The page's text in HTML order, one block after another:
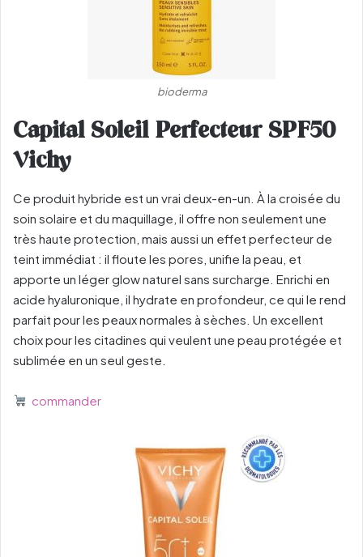
bioderma
Capital Soleil Perfecteur SPF50
Vichy
Ce produit hybride est un vrai deux-en-un. À la croisée du
soin solaire et du maquillage, il offre non seulement une
très haute protection, mais aussi un effet perfecteur de
teint immédiat : il floute les pores, unifie la peau, et
apporte un léger glow naturel sans surcharge. Enrichi en
acide hyaluronique, il hydrate en profondeur, ce qui le rend
parfait pour les peaux normales à sèches. Un excellent
choix pour les citadines qui veulent une peau protégée et
sublimée en un seul geste.
commander